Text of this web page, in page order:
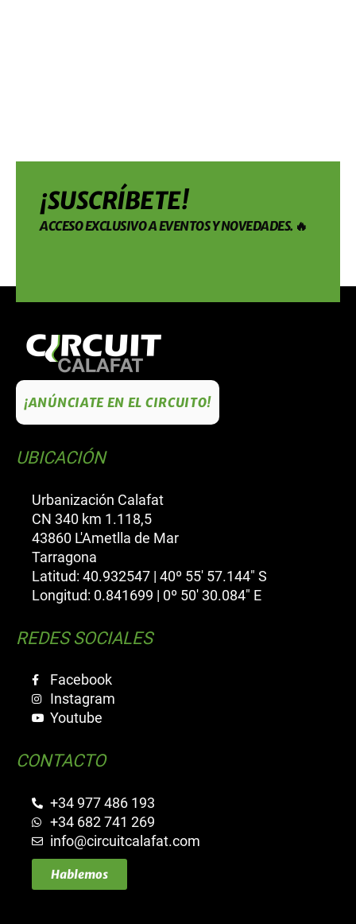
¡SUSCRÍBETE!
ACCESO EXCLUSIVO A EVENTOS Y NOVEDADES. 🔥
¡ANÚNCIATE EN EL CIRCUITO!
UBICACIÓN
Urbanización Calafat
CN 340 km 1.118,5
43860 L'Ametlla de Mar
Tarragona
Latitud: 40.932547 | 40º 55' 57.144" S
Longitud: 0.841699 | 0º 50' 30.084" E
REDES SOCIALES
Facebook
Instagram
Youtube
CONTACTO
+34 977 486 193
+34 682 741 269
info@circuitcalafat.com
Hablemos